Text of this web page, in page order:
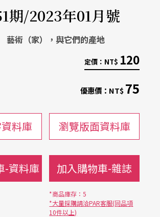
期/2023年01月號
藝術（家），與它們的產地
定價： NT$ 120
優惠價： NT$75
料庫 瀏覽版面資料庫
-資料庫 加入購物車-雜誌
*商品庫存：5
*大量採購請洽PAR客服(同品項
10件以上)